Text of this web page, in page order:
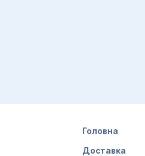
Головна
Доставка